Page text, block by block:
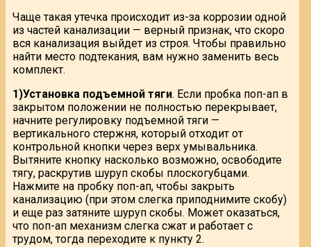
Чаще такая утечка происходит из-за коррозии одной
из частей канализации — верный признак, что скоро
вся канализация выйдет из строя. Чтобы правильно
найти место подтекания, вам нужно заменить весь
комплект.
1)Установка подъемной тяги. Если пробка поп-ап в
закрытом положении не полностью перекрывает,
начните регулировку подъемной тяги —
вертикального стержня, который отходит от
контрольной кнопки через верх умывальника.
Вытяните кнопку насколько возможно, освободите
тягу, раскрутив шуруп скобы плоскогубцами.
Нажмите на пробку поп-ап, чтобы закрыть
канализацию (при этом слегка приподнимите скобу)
и еще раз затяните шуруп скобы. Может оказаться,
что поп-ап механизм слегка сжат и работает с
трудом, тогда переходите к пункту 2.